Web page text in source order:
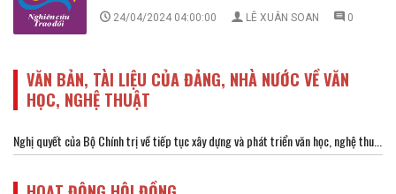
24/04/2024 04:00:00 LÊ XUÂN SOAN 0
VĂN BẢN, TÀI LIỆU CỦA ĐẢNG, NHÀ NƯỚC VỀ VĂN
HỌC, NGHỆ THUẬT
Nghị quyết của Bộ Chính trị về tiếp tục xây dựng và phát triển văn học, nghệ thu...